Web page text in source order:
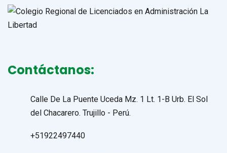
Contáctanos:
Calle De La Puente Uceda Mz. 1 Lt. 1-B Urb. El Sol
del Chacarero. Trujillo - Perú.
+51922497440